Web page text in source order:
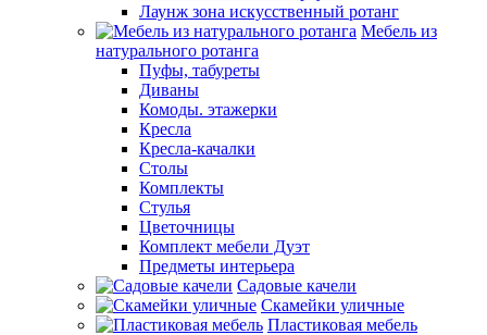
Лаунж зона искусственный ротанг
Мебель из
натурального ротанга
Пуфы, табуреты
Диваны
Комоды. этажерки
Кресла
Кресла-качалки
Столы
Комплекты
Стулья
Цветочницы
Комплект мебели Дуэт
Предметы интерьера
Садовые качели
Скамейки уличные
Пластиковая мебель